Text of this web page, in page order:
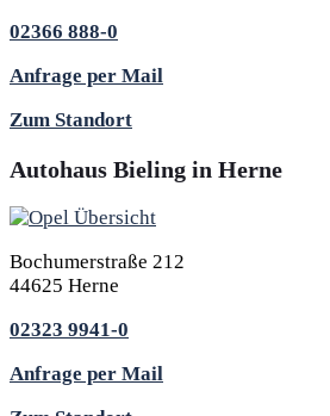
02366 888-0
Anfrage per Mail
Zum Standort
Autohaus Bieling in Herne
Bochumerstraße 212
44625 Herne
02323 9941-0
Anfrage per Mail